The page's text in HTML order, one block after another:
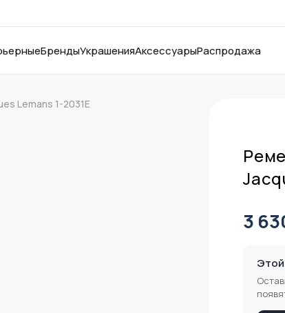
БрендыУкрашенияАксессуарыРаспродажа
Lemans 1-2031E
3